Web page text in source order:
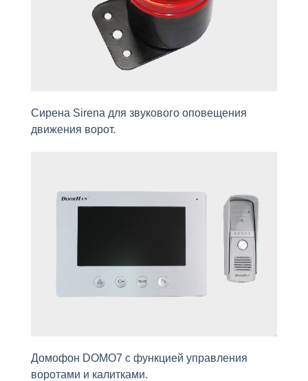
Сирена Sirena для звукового оповещения
движения ворот.
Домофон DOMO7 с функцией управления
воротами и калитками.